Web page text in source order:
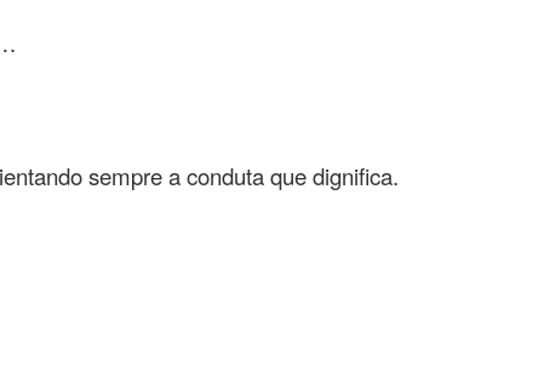
sempre a conduta que dignifica.